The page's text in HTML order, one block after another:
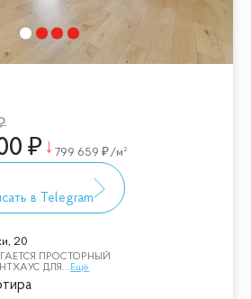
799 659 /м²
20
ПРОСТОРНЫЙ
ДЛЯ ... Ещё